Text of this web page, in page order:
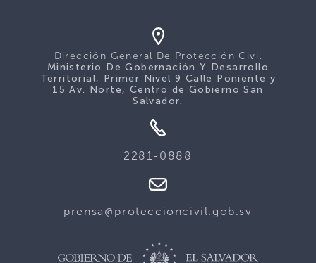
Dirección General De Protección Civil
Ministerio De Gobernación Y Desarrollo
Territorial, Primer Nivel 9 Calle Poniente y
15 Av. Norte, Centro de Gobierno San
Salvador.
2281-0888
prensa@proteccioncivil.gob.sv